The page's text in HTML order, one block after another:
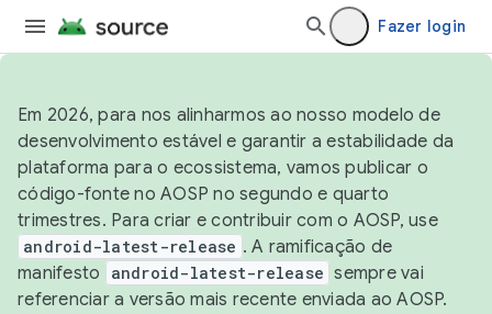
Fazer login
Em 2026, para nos alinharmos ao nosso modelo de
desenvolvimento estável e garantir a estabilidade da
plataforma para o ecossistema, vamos publicar o
código-fonte no AOSP no segundo e quarto
trimestres. Para criar e contribuir com o AOSP, use
android-latest-release . A ramificação de
manifesto
android-latest-release sempre vai
referenciar a versão mais recente enviada ao AOSP.